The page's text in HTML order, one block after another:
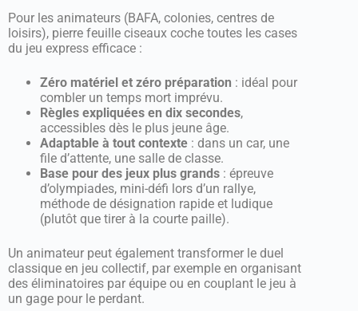
Pour les animateurs (BAFA, colonies, centres de
loisirs), pierre feuille ciseaux coche toutes les cases
du jeu express efficace :
Zéro matériel et zéro préparation : idéal pour
combler un temps mort imprévu.
Règles expliquées en dix secondes,
accessibles dès le plus jeune âge.
Adaptable à tout contexte : dans un car, une
file d’attente, une salle de classe.
Base pour des jeux plus grands : épreuve
d’olympiades, mini-défi lors d’un rallye,
méthode de désignation rapide et ludique
(plutôt que tirer à la courte paille).
Un animateur peut également transformer le duel
classique en jeu collectif, par exemple en organisant
des éliminatoires par équipe ou en couplant le jeu à
un gage pour le perdant.